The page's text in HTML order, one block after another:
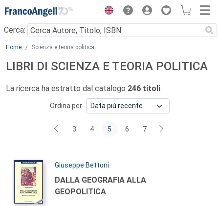
Menu
Cerca:
Main content
Home Scienza e teoria politica
LIBRI DI SCIENZA E TEORIA POLITICA
La ricerca ha estratto dal catalogo 246 titoli
Ordina per
3 4 5 6 7
Autori:
Giuseppe Bettoni
Titolo:
DALLA GEOGRAFIA ALLA
GEOPOLITICA